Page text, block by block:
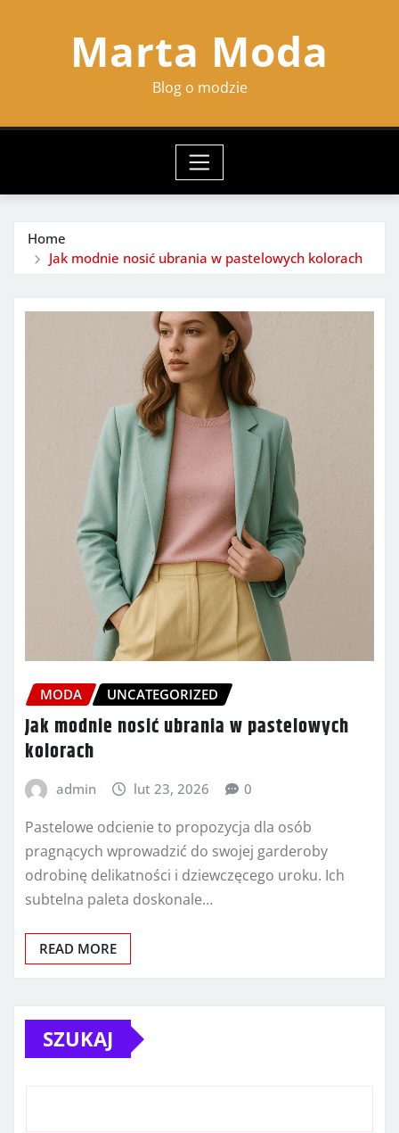
Marta Moda
Blog o modzie
Home
Jak modnie nosić ubrania w pastelowych kolorach
MODA UNCATEGORIZED
Jak modnie nosić ubrania w pastelowych
kolorach
admin lut 23, 2026 0
Pastelowe odcienie to propozycja dla osób
pragnących wprowadzić do swojej garderoby
odrobinę delikatności i dziewczęcego uroku. Ich
subtelna paleta doskonale…
READ MORE
SZUKAJ